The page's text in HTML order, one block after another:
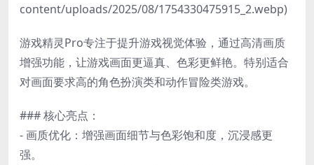
content/uploads/2025/08/1754330475915_2.webp)
游戏精灵Pro专注于提升游戏视觉体验，通过高清画质
增强功能，让游戏画面更逼真、色彩更鲜艳。特别适合
对画面要求高的角色扮演类和动作冒险类游戏。
### 核心亮点：
- 画质优化：增强画面细节与色彩饱和度，沉浸感更
强。